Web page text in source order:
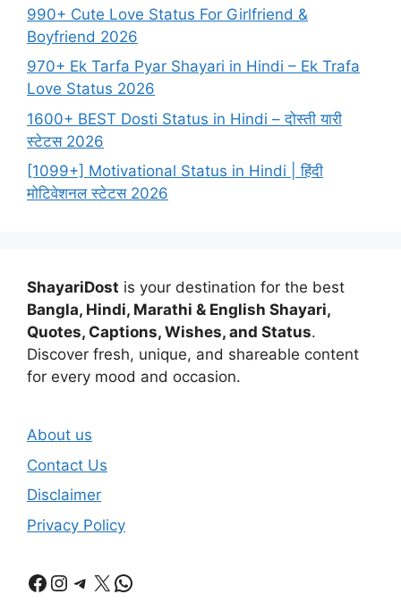
990+ Cute Love Status For Girlfriend &
Boyfriend 2026
970+ Ek Tarfa Pyar Shayari in Hindi – Ek Trafa
Love Status 2026
1600+ BEST Dosti Status in Hindi – दोस्ती यारी
स्टेटस 2026
[1099+] Motivational Status in Hindi | हिंदी
मोटिवेशनल स्टेटस 2026
ShayariDost is your destination for the best
Bangla, Hindi, Marathi & English Shayari,
Quotes, Captions, Wishes, and Status.
Discover fresh, unique, and shareable content
for every mood and occasion.
About us
Contact Us
Disclaimer
Privacy Policy
Facebook
Instagram
Telegram
X WhatsApp